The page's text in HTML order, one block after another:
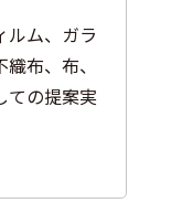
ルム、ガラ
布、布、
ての提案実